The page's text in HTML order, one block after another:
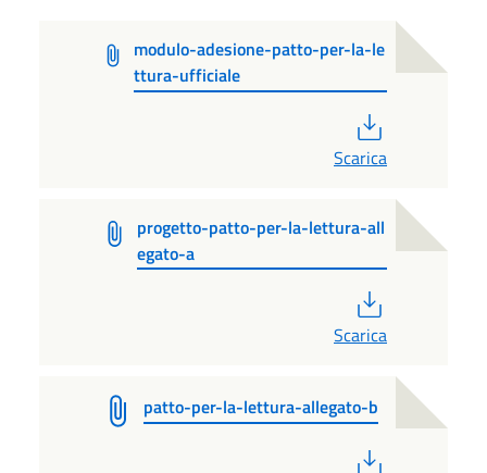
modulo-adesione-patto-per-la-le
ttura-ufficiale
Scarica
progetto-patto-per-la-lettura-all
egato-a
Scarica
patto-per-la-lettura-allegato-b